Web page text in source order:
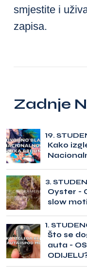
smjestite i
zapisa.
Zadnje
19.
Kako
3.
Oyster -
slow
1.
Što se
auta -